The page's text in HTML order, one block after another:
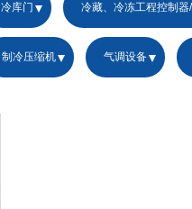
冷库门
制冷压缩机 气调设备